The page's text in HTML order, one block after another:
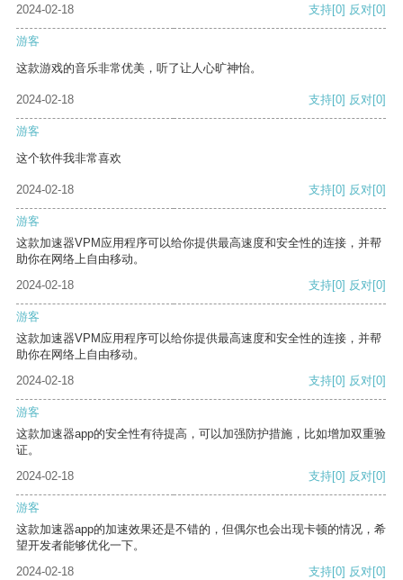
2024-02-18 支持[0] 反对[0]
游客
这款游戏的音乐非常优美，听了让人心旷神怡。
2024-02-18 支持[0] 反对[0]
游客
这个软件我非常喜欢
2024-02-18 支持[0] 反对[0]
游客
这款加速器VPM应用程序可以给你提供最高速度和安全性的连接，并帮
助你在网络上自由移动。
2024-02-18
支持[0] 反对[0]
游客
这款加速器VPM应用程序可以给你提供最高速度和安全性的连接，并帮
助你在网络上自由移动。
2024-02-18
支持[0] 反对[0]
游客
这款加速器app的安全性有待提高，可以加强防护措施，比如增加双重验
证。
2024-02-18
支持[0] 反对[0]
游客
这款加速器app的加速效果还是不错的，但偶尔也会出现卡顿的情况，希
望开发者能够优化一下。
2024-02-18
支持[0] 反对[0]